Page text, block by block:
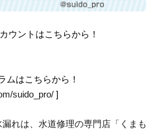
ウントはこちらから！
はこちらから！
suido_pro/ ]
れは、水道修理の専門店「くまも